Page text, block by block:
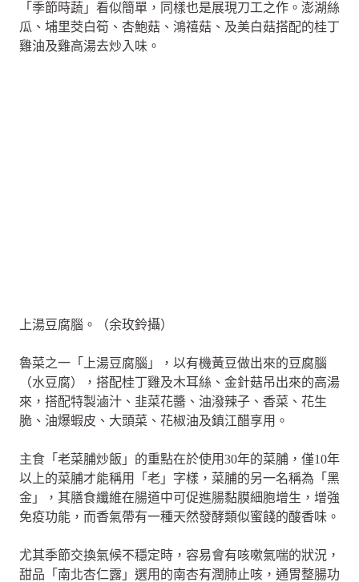
「季節時蔬」看似簡單，同樣也是展現刀工之作。澎湖絲
瓜、埔里茭白筍、杏鮑菇、鴻禧菇、及美白菇搭配的桂丁
雞油及雞高湯去炒入味。
上湯豆腐腦。（余玫鈴攝）
魯菜之一「上湯豆腐腦」，以有機黃豆做出來的豆腐腦
（水豆腐），搭配桂丁雞及木耳絲、金針菇吊出來的高湯
來，搭配特製滷汁、韭菜花醬、油潑辣子、香菜、花生
脆、油爆蝦皮、大頭菜、花椒油及鎮江醋享用。
主食「老菜脯炒飯」的重點在於使用30年的菜脯，僅10年
以上的菜脯才能稱用「老」字樣，菜脯的另一名稱為「黑
金」，其膳食纖維在腸道中可促進腸黏膜細胞增生，增強
免疫功能，而香氣帶有一種天然發酵類似蜜餞的酸香味。
尤其季節交換氣候不穩定時，容易會有咳嗽氣喘的狀況，
甜品「南北杏仁露」選用的南杏有潤肺止咳，通胃整腸功